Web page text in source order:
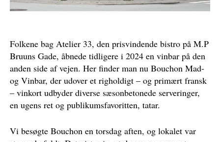
Folkene bag Atelier 33, den prisvindende bistro på M.P
Bruuns Gade, åbnede tidligere i 2024 en vinbar på den
anden side af vejen. Her finder man nu Bouchon Mad-
og Vinbar, der udover et righoldigt – og primært fransk
– vinkort udbyder diverse sæsonbetonede serveringer,
en ugens ret og publikumsfavoritten, tatar.
Vi besøgte Bouchon en torsdag aften, og lokalet var